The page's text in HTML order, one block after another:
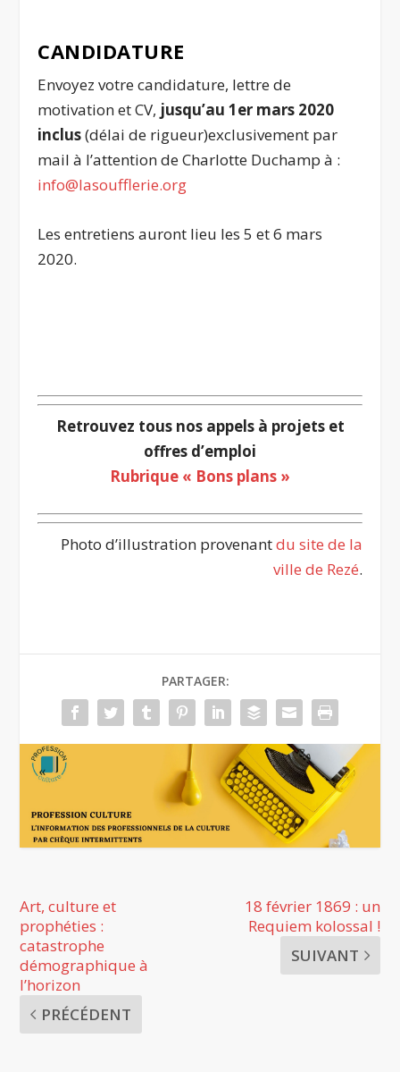
CANDIDATURE
Envoyez votre candidature, lettre de
motivation et CV, jusqu’au 1er mars 2020
inclus(délai de rigueur)exclusivement par
mail à l’attention de Charlotte Duchamp à :
info@lasoufflerie.org
Les entretiens auront lieu les 5 et 6 mars
2020.
Retrouvez tous nos appels à projets et
offres d’emploi
Rubrique « Bons plans »
Photo d’illustration provenantdu site de la
ville de Rezé.
PARTAGER:
Art, culture et
prophéties :
catastrophe
démographique à
l’horizon
PRÉCÉDENT
18 février 1869 : un
Requiem kolossal !
SUIVANT